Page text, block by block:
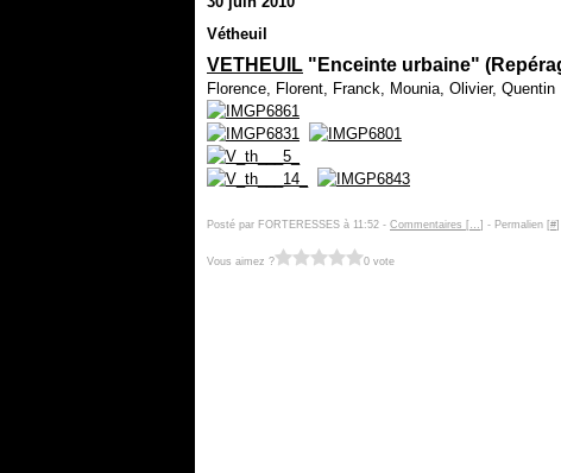
Vétheuil
VETHEUIL "Enceinte urbaine"
Florence, Florent, Franck, Mounia, Olivier, Quentin
Posté par FORTERESSES à 11:52 - Commentaires […] - Permalien [#]
Vous aimez ? 0 vote